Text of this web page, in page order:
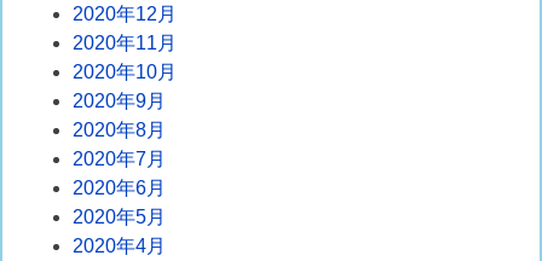
2020年12月
2020年11月
2020年10月
2020年9月
2020年8月
2020年7月
2020年6月
2020年5月
2020年4月